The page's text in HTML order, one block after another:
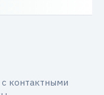
контактными